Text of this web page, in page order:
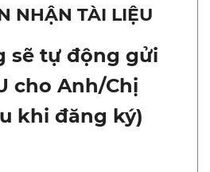
NHẬN TÀI LIỆU
sẽ tự động gửi
cho Anh/Chị
khi đăng ký)